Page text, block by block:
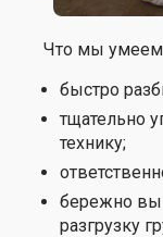
Что мы
быстро
тщательно
технику;
бережно
разгрузку